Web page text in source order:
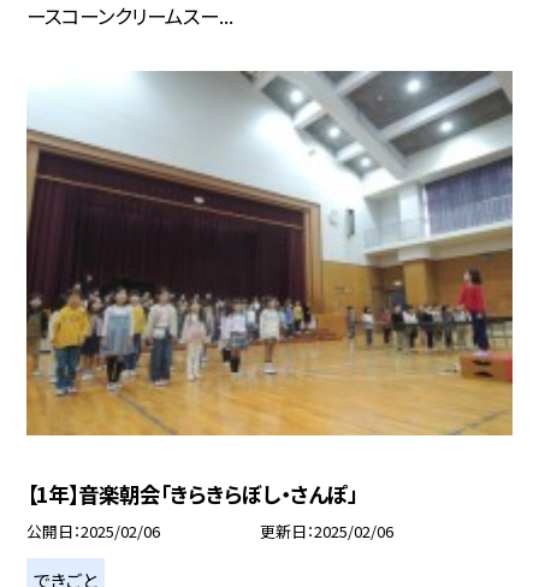
ースコーンクリームスー...
【1年】音楽朝会「きらきらぼし・さんぽ」
公開日 2025/02/06 更新日 2025/02/06
できごと